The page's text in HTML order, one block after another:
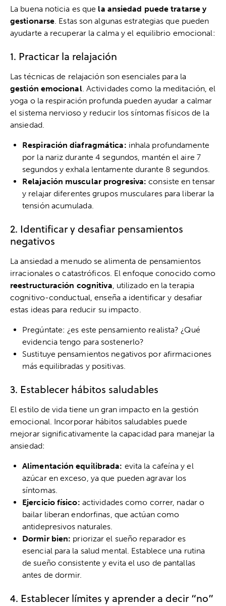
La buena noticia es que la ansiedad puede tratarse y
gestionarse. Estas son algunas estrategias que pueden
ayudarte a recuperar la calma y el equilibrio emocional:
1. Practicar la relajación
Las técnicas de relajación son esenciales para la
gestión emocional. Actividades como la meditación, el
yoga o la respiración profunda pueden ayudar a calmar
el sistema nervioso y reducir los síntomas físicos de la
ansiedad.
Respiración diafragmática: inhala profundamente
por la nariz durante 4 segundos, mantén el aire 7
segundos y exhala lentamente durante 8 segundos.
Relajación muscular progresiva: consiste en tensar
y relajar diferentes grupos musculares para liberar la
tensión acumulada.
2. Identificar y desafiar pensamientos
negativos
La ansiedad a menudo se alimenta de pensamientos
irracionales o catastróficos. El enfoque conocido como
reestructuración cognitiva, utilizado en la terapia
cognitivo-conductual, enseña a identificar y desafiar
estas ideas para reducir su impacto.
Pregúntate: ¿es este pensamiento realista? ¿Qué
evidencia tengo para sostenerlo?
Sustituye pensamientos negativos por afirmaciones
más equilibradas y positivas.
3. Establecer hábitos saludables
El estilo de vida tiene un gran impacto en la gestión
emocional. Incorporar hábitos saludables puede
mejorar significativamente la capacidad para manejar la
ansiedad:
Alimentación equilibrada: evita la cafeína y el
azúcar en exceso, ya que pueden agravar los
síntomas.
Ejercicio físico: actividades como correr, nadar o
bailar liberan endorfinas, que actúan como
antidepresivos naturales.
Dormir bien: priorizar el sueño reparador es
esencial para la salud mental. Establece una rutina
de sueño consistente y evita el uso de pantallas
antes de dormir.
4. Establecer límites y aprender a decir “no”